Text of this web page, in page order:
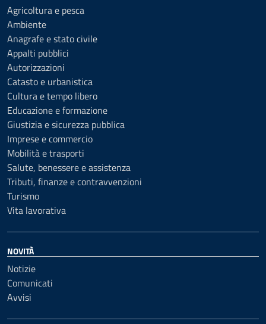
Agricoltura e pesca
Ambiente
Anagrafe e stato civile
Appalti pubblici
Autorizzazioni
Catasto e urbanistica
Cultura e tempo libero
Educazione e formazione
Giustizia e sicurezza pubblica
Imprese e commercio
Mobilità e trasporti
Salute, benessere e assistenza
Tributi, finanze e contravvenzioni
Turismo
Vita lavorativa
NOVITÀ
Notizie
Comunicati
Avvisi